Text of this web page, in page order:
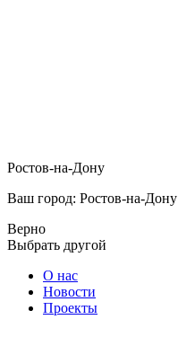
Ростов-на-Дону
Ваш город: Ростов-на-Дону
Верно
Выбрать другой
О нас
Новости
Проекты